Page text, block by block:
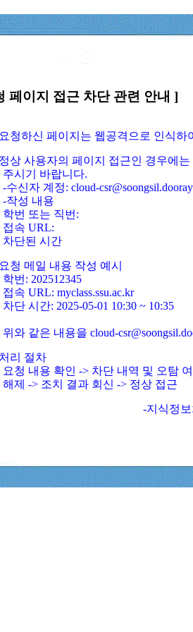
페이지 접근 차단 관련 안내 ]
청하신 페이지는 웹공격으로 인식하
상 사용자의 페이지 접근인 경우에
주시기 바랍니다.
-수신자 계정: cloud-
-작성 내용
학번 또는 직번:
접속 URL:
차단된 시간
청 메일 내용 작성 예시
학번: 202512345
접속 URL: myclass.ssu.ac.kr
차단 시간: 2025-05-01 10:30 ~ 10:35
위와 같은 내용을 cloud-
리 절차
요청 내용 확인 -> 차단 내역 및 오탐
해제 -> 조치 결과 회신 -> 정상 접근
-지식정